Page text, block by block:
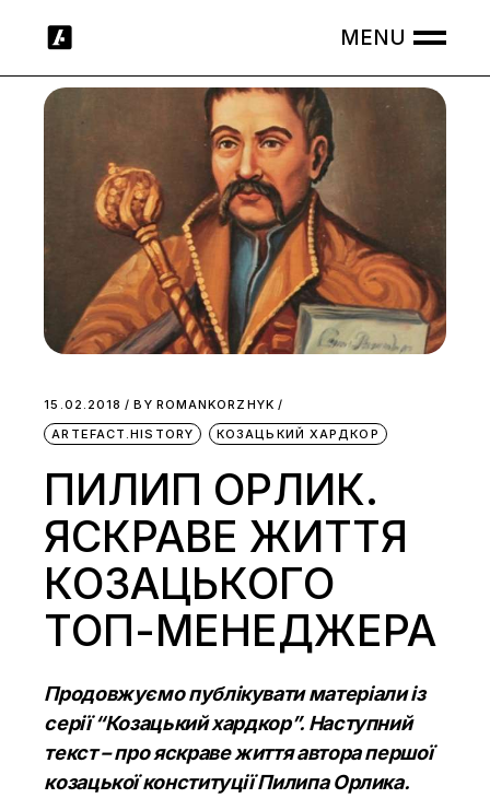
15.02.2018 BY ROMANKORZHYK
ARTEFACT.HISTORY
КОЗАЦЬКИЙ ХАРДКОР
ПИЛИП ОРЛИК.
ЯСКРАВЕ ЖИТТЯ
КОЗАЦЬКОГО
ТОП-МЕНЕДЖЕРА
Продовжуємо публікувати матеріали із
серії “Козацький хардкор”. Наступний
текст – про яскраве життя автора першої
козацької конституції Пилипа Орлика.